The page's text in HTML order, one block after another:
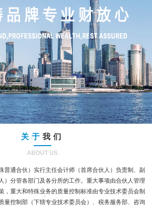
关于 我们
ABOUT US
普通合伙）实行主任会计师（首席合伙人）负责制、副
）分管各部门及各分所的工作。重大事项由合伙人管理
，重大和特殊业务的质量控制标准由专业技术委员会制
量控制部（下辖专业技术委员会）、税务服务部、咨询